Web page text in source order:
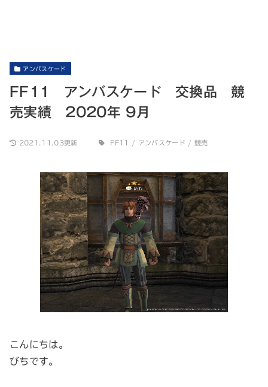
アンバスケード
FF11 アンバスケード 交換品 競
売実績 2020年 9月
2021.11.03更新 FF11 / アンバスケード / 競売
こんにちは。
びちです。